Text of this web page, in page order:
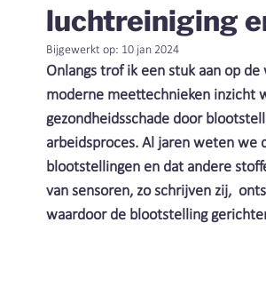
Magazijn | Clean air Nederland
Vieze producten | Clean air
Metaalbewerking | Clean air lasrook
luchtreiniging
Bijgewerkt op: 10 jan 2024
Onlangs trof ik een stuk aan op
moderne meettechnieken inzicht
gezondheidsschade door
arbeidsproces. Al jaren weten we
blootstellingen en dat andere
van sensoren, zo schrijven zij,
waardoor de blootstelling